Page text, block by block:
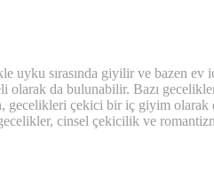
uyku sırasında giyilir ve bazen ev
olarak da bulunabilir. Bazı
gecelikleri çekici bir iç giyim
cinsel çekicilik ve